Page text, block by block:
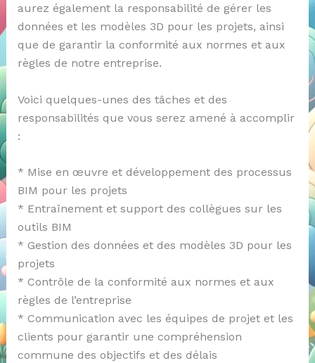
aurez également la responsabilité de gérer les
données et les modèles 3D pour les projets, ainsi
que de garantir la conformité aux normes et aux
règles de notre entreprise.
Voici quelques-unes des tâches et des
responsabilités que vous serez amené à accomplir
:
* Mise en œuvre et développement des processus
BIM pour les projets
* Entraînement et support des collègues sur les
outils BIM
* Gestion des données et des modèles 3D pour les
projets
* Contrôle de la conformité aux normes et aux
règles de l’entreprise
* Communication avec les équipes de projet et les
clients pour garantir une compréhension
commune des objectifs et des délais